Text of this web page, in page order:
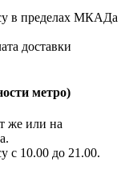
в пределах МКАДа
доставки
метро)
же или на
с 10.00 до 21.00.